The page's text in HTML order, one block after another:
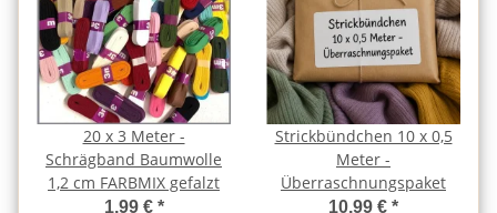
20 x 3 Meter -
Schrägband Baumwolle
1,2 cm FARBMIX gefalzt
1,99 € *
Strickbündchen 10 x 0,5
Meter -
Überraschnungspaket
10,99 € *